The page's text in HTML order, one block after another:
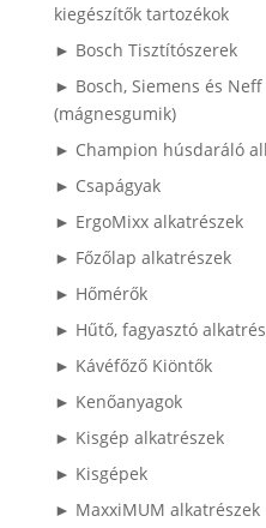
kiegészítők tartozékok
► Bosch Tisztítószerek
► Bosch, Siemens és
(mágnesgumik)
► Champion húsdaráló
► Csapágyak
► ErgoMixx alkatrészek
► Főzőlap alkatrészek
► Hőmérők
► Hűtő, fagyasztó
► Kávéfőző Kiöntők
► Kenőanyagok
► Kisgép alkatrészek
► Kisgépek
► MaxxiMUM alkatrészek